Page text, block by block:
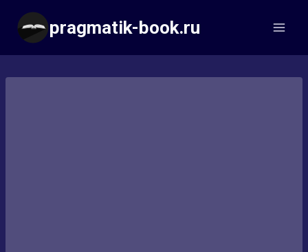
Перейти
содержимому
pragmatik-book.ru